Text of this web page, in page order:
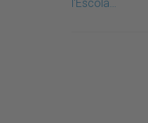
l'Escola…